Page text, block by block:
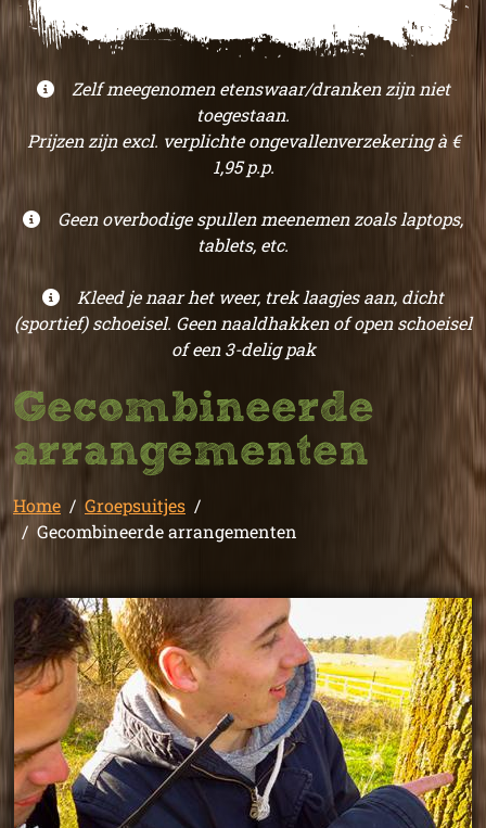
Zelf meegenomen etenswaar/dranken zijn niet
toegestaan.
Prijzen zijn excl. verplichte ongevallenverzekering à €
1,95 p.p.
Geen overbodige spullen meenemen zoals laptops,
tablets, etc.
Kleed je naar het weer, trek laagjes aan, dicht
(sportief) schoeisel. Geen naaldhakken of open schoeisel
of een 3-delig pak
Gecombineerde
arrangementen
Home
Groepsuitjes
Gecombineerde arrangementen